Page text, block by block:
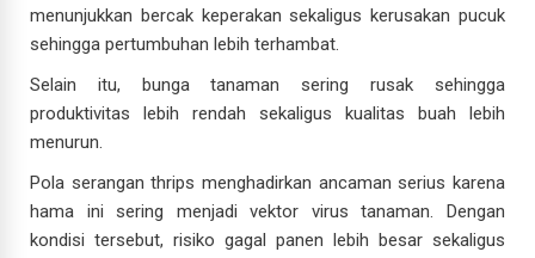
menunjukkan bercak keperakan sekaligus kerusakan pucuk
sehingga pertumbuhan lebih terhambat.
Selain itu, bunga tanaman sering rusak sehingga
produktivitas lebih rendah sekaligus kualitas buah lebih
menurun.
Pola serangan thrips menghadirkan ancaman serius karena
hama ini sering menjadi vektor virus tanaman. Dengan
kondisi tersebut, risiko gagal panen lebih besar sekaligus